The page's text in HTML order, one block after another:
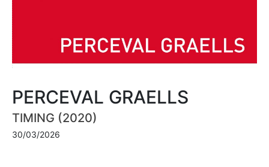
PERCEVAL GRAELLS
TIMING (2020)
30/03/2026